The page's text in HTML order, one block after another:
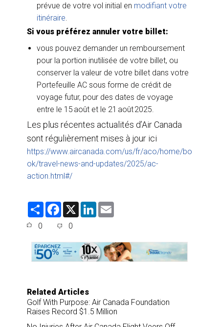
prévue de votre vol initial en modifiant votre
itinéraire.
Si vous préférez annuler votre billet:
vous pouvez demander un remboursement
pour la portion inutilisée de votre billet, ou
conserver la valeur de votre billet dans votre
Portefeuille AC sous forme de crédit de
voyage futur, pour des dates de voyage
entre le 15 août et le 21 août 2025.
Les plus récentes actualités d’Air Canada
sont régulièrement mises à jour ici
https://www.aircanada.com/us/fr/aco/home/bo
ok/travel-news-and-updates/2025/ac-
action.html#/
S
F
e
o
o
k
X
L
d
I
n
0 0
Related Articles
Golf With Purpose: Air Canada Foundation
Raises Record $1.5 Million